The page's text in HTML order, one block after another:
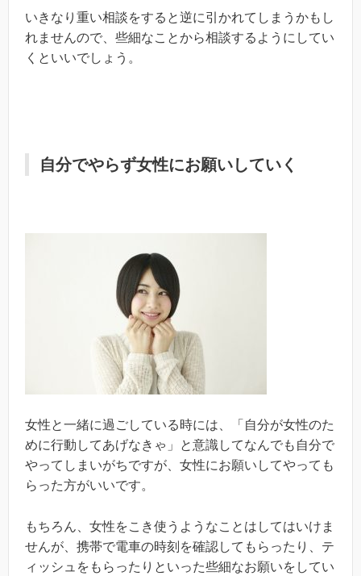
いきなり重い相談をすると逆に引かれてしまうかもし
れませんので、些細なことから相談するようにしてい
くといいでしょう。
自分でやらず女性にお願いしていく
女性と一緒に過ごしている時には、「自分が女性のた
めに行動してあげなきゃ」と意識してなんでも自分で
やってしまいがちですが、女性にお願いしてやっても
らった方がいいです。
もちろん、女性をこき使うようなことはしてはいけま
せんが、携帯で電車の時刻を確認してもらったり、テ
ィッシュをもらったりといった些細なお願いをしてい